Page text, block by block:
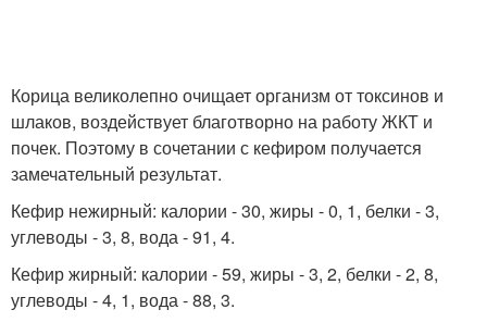
Корица великолепно очищает организм от токсинов и
шлаков, воздействует благотворно на работу ЖКТ и
почек. Поэтому в сочетании с кефиром получается
замечательный результат.
Кефир нежирный: калории - 30, жиры - 0, 1, белки - 3,
углеводы - 3, 8, вода - 91, 4.
Кефир жирный: калории - 59, жиры - 3, 2, белки - 2, 8,
углеводы - 4, 1, вода - 88, 3.